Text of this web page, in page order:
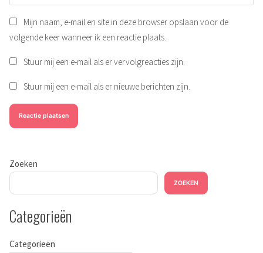
Mijn naam, e-mail en site in deze browser opslaan voor de
volgende keer wanneer ik een reactie plaats.
Stuur mij een e-mail als er vervolgreacties zijn.
Stuur mij een e-mail als er nieuwe berichten zijn.
Zoeken
ZOEKEN
Categorieën
Categorieën